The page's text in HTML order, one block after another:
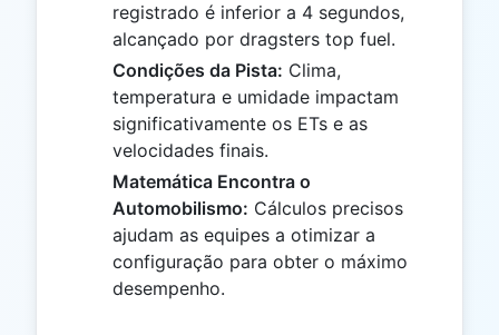
registrado é inferior a 4 segundos,
alcançado por dragsters top fuel.
Condições da Pista: Clima,
temperatura e umidade impactam
significativamente os ETs e as
velocidades finais.
Matemática Encontra o
Automobilismo: Cálculos precisos
ajudam as equipes a otimizar a
configuração para obter o máximo
desempenho.